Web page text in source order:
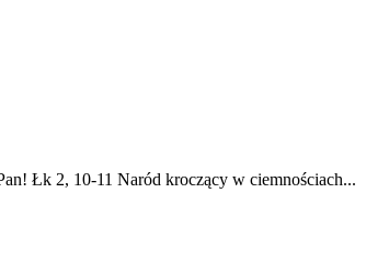
Łk 2, 10-11 Naród kroczący w ciemnościach...